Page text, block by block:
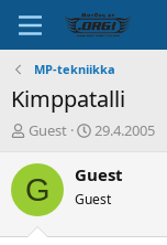
MP-tekniikka
Kimppatalli
K
s
k
s
Guest
A
o
t
29.4.2005
G Guest
Guest